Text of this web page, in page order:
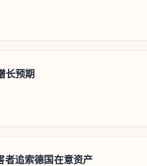
长预期
者追索德国在意资产